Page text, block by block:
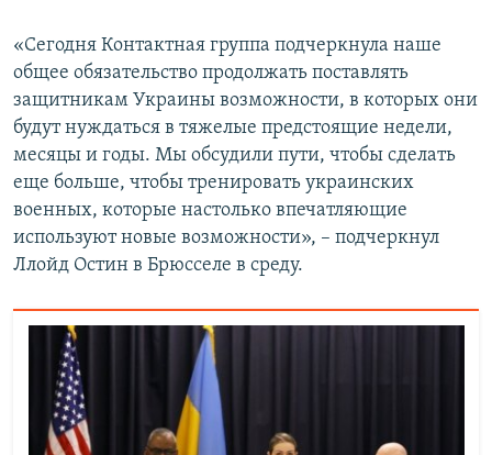
«Сегодня Контактная группа подчеркнула наше
общее обязательство продолжать поставлять
защитникам Украины возможности, в которых они
будут нуждаться в тяжелые предстоящие недели,
месяцы и годы. Мы обсудили пути, чтобы сделать
еще больше, чтобы тренировать украинских
военных, которые настолько впечатляющие
используют новые возможности», – подчеркнул
Ллойд Остин в Брюсселе в среду.